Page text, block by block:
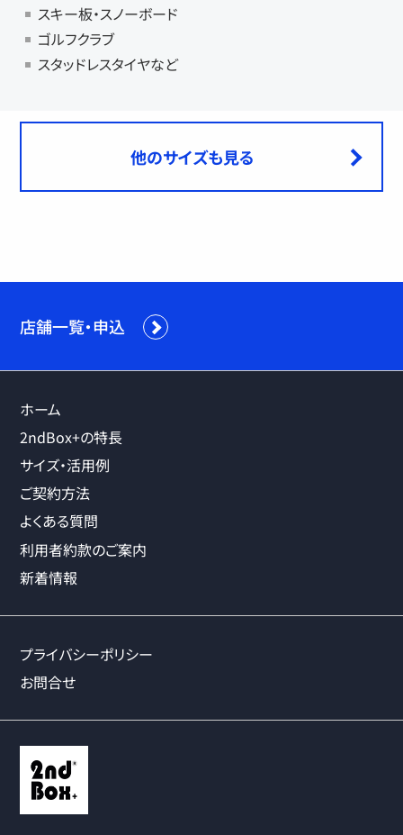
スキー板・スノーボード
ゴルフクラブ
スタッドレスタイヤなど
他のサイズも見る
店舗一覧・申込
ホーム
2ndBox+の特長
サイズ・活用例
ご契約方法
よくある質問
利用者約款のご案内
新着情報
プライバシーポリシー
お問合せ